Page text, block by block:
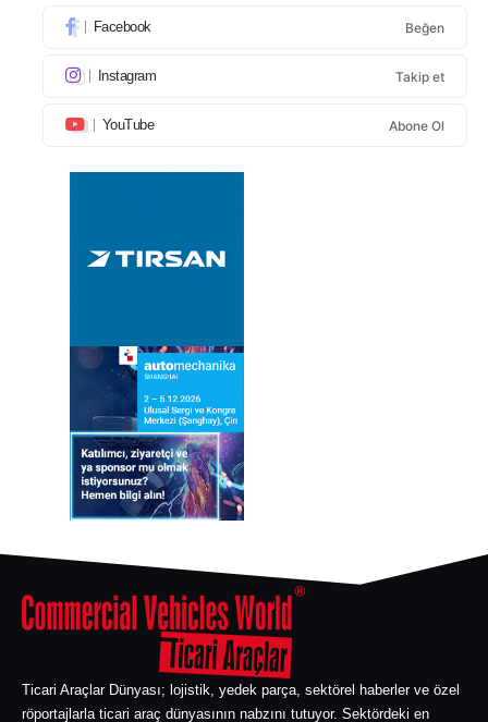
Facebook Beğen
Instagram Takip et
YouTube Abone Ol
Ticari Araçlar Dünyası; lojistik, yedek parça, sektörel haberler ve özel
röportajlarla ticari araç dünyasının nabzını tutuyor. Sektördeki en